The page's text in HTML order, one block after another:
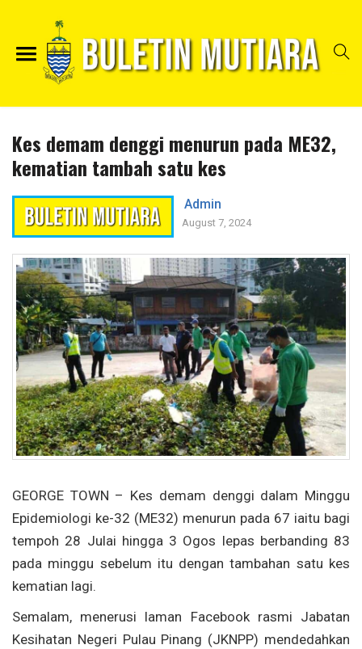
Kes demam denggi menurun pada ME32,
kematian tambah satu kes
Admin
August 7, 2024
GEORGE TOWN – Kes demam denggi dalam Minggu
Epidemiologi ke-32 (ME32) menurun pada 67 iaitu bagi
tempoh 28 Julai hingga 3 Ogos lepas berbanding 83
pada minggu sebelum itu dengan tambahan satu kes
kematian lagi.
Semalam, menerusi laman Facebook rasmi Jabatan
Kesihatan Negeri Pulau Pinang (JKNPP) mendedahkan